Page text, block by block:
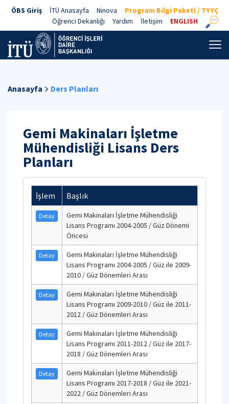
ÖBS Giriş İTÜ Anasayfa Ninova
Program Bilgi Paketi / TYYÇ
Öğrenci Dekanlığı
Yardım İletişim ENGLISH
Anasayfa Ders Planları
Gemi Makinaları İşletme
Mühendisliği Lisans Ders
Planları
İşlem Başlık
Detay
Gemi Makinaları İşletme Mühendisliği
Lisans Programı 2004-2005 / Güz Dönemi
Öncesi
Detay
Gemi Makinaları İşletme Mühendisliği
Lisans Programı 2004-2005 / Güz ile 2009-
2010 / Güz Dönemleri Arası
Detay
Gemi Makinaları İşletme Mühendisliği
Lisans Programı 2009-2010 / Güz ile 2011-
2012 / Güz Dönemleri Arası
Detay
Gemi Makinaları İşletme Mühendisliği
Lisans Programı 2011-2012 / Güz ile 2017-
2018 / Güz Dönemleri Arası
Detay
Gemi Makinaları İşletme Mühendisliği
Lisans Programı 2017-2018 / Güz ile 2021-
2022 / Güz Dönemleri Arası